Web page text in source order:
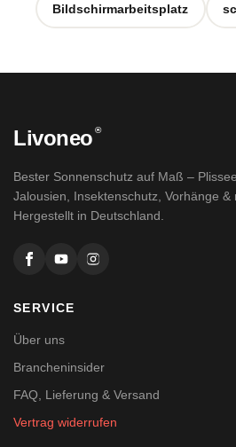
Bildschirmarbeitsplatz
Livoneo ®
Bester Sonnenschutz auf Maß –
Jalousien, Insektenschutz, Vorhänge &
Hergestellt in Deutschland.
SERVICE
Über uns
Brancheninsider
FAQ, Lieferung & Versand
Vertrag widerrufen